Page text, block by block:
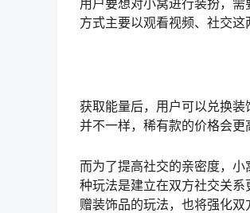
用户要想对小窝进行装扮，
方式主要以观看视频、社交这
获取能量后，用户可以兑换
并不一样，稀有款的价格会更
而为了提高社交的亲密度，
种玩法是建立在双方社交关
赠装饰品的玩法，也将强化双